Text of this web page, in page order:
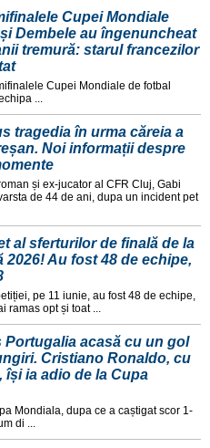
Cupei Mondiale
Dembele au îngenuncheat
tremură: starul francezilor
Cupei Mondiale de fotbal
...
tragedia în urma căreia a
Noi informații despre
și ex-jucator al CFR Cluj, Gabi
de 44 de ani, dupa un incident pet
al sferturilor de finală de la
2026! Au fost 48 de echipe,
pe 11 iunie, au fost 48 de echipe,
ramas opt și toat ...
Portugalia acasă cu un gol
Cristiano Ronaldo, cu
își ia adio de la Cupa
Mondiala, dupa ce a caștigat scor 1-
di ...